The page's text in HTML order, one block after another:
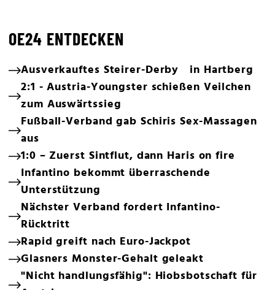
OE24 ENTDECKEN
Ausverkauftes Steirer-Derby in Hartberg
2:1 - Austria-Youngster schießen Veilchen
zum Auswärtssieg
Fußball-Verband gab Schiris Sex-Massagen
aus
1:0 – Zuerst Sintflut, dann Haris on fire
Infantino bekommt überraschende
Unterstützung
Nächster Verband fordert Infantino-
Rücktritt
Rapid greift nach Euro-Jackpot
Glasners Monster-Gehalt geleakt
"Nicht handlungsfähig": Hiobsbotschaft für